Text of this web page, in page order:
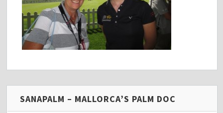
SANAPALM – MALLORCA’S PALM DOC